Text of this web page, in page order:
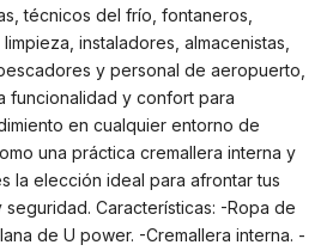
técnicos del frío, fontaneros,
instaladores, almacenistas,
y personal de aeropuerto,
funcionalidad y confort para
en cualquier entorno de
una práctica cremallera interna y
la elección ideal para afrontar tus
Características: -Ropa de
de U power. -Cremallera interna. -